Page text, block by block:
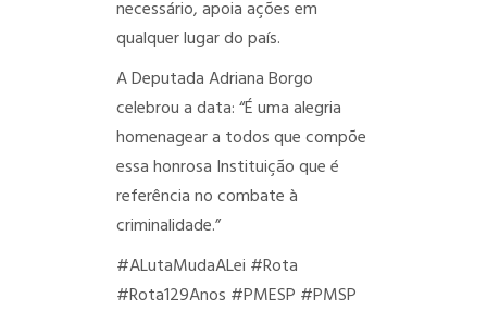
necessário, apoia ações em
qualquer lugar do país.
A Deputada Adriana Borgo
celebrou a data: “É uma alegria
homenagear a todos que compõe
essa honrosa Instituição que é
referência no combate à
criminalidade.”
#ALutaMudaALei #Rota
#Rota129Anos #PMESP #PMSP